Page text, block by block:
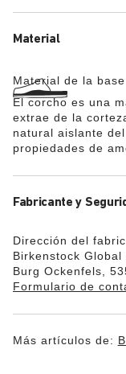
invierno. Así es como funciona: la plantilla de recambio
se debe colocar
caso necesario,
recambio que se
calzado.
Material
Material de la
El corcho es una
extrae de la
natural aislante
propiedades de
Fabricante y
Dirección del
Birkenstock Global
Burg Ockenfels,
Formulario de
Más artículos de: